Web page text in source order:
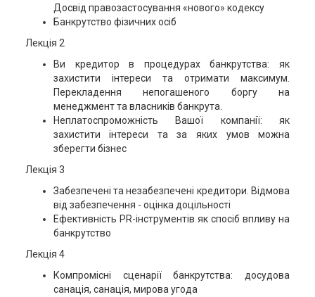
Досвід правозастосування «нового» кодексу
Банкрутство фізичних осіб
Лекція 2
Ви кредитор в процедурах банкрутства: як
захистити інтереси та отримати максимум.
Перекладення непогашеного боргу на
менеджмент та власників банкрута.
Неплатоспроможність Вашої компанії: як
захистити інтереси та за яких умов можна
зберегти бізнес
Лекція 3
Забезпечені та незабезпечені кредитори. Відмова
від забезпечення - оцінка доцільності
Ефективність PR-інструментів як спосіб впливу на
банкрутство
Лекція 4
Компромісні сценарії банкрутства: досудова
санація, санація, мирова угода